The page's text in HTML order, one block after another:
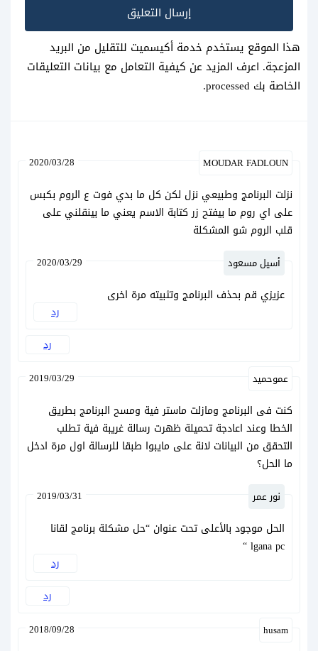
هذا الموقع يستخدم خدمة أكيسميت للتقليل من البريد
المزعجة. اعرف المزيد عن كيفية التعامل مع بيانات التعليقات
الخاصة بك processed
.
MOUDAR FADLOUN
2020/03/28
نزلت البرنامج وطبيعي نزل لكن كل ما بدي فوت ع الروم بكبس
على اي روم ما بيفتح زر كتابة الاسم يعني ما بينقلني على
قلب الروم شو المشكلة
رد
أسيل مسعود 2020/03/29
عزيزي قم بحذف البرنامج وتثبيته مرة اخرى
رد
عموحميد 2019/03/29
كنت فى البرنامج ومازلت ماستر فية ومسح البرنامج بطريق
الخطا وعند اعادجة تحميلة ظهرت رسالة غريبة فية تطلب
التحقق من البيانات لانة على مايبوا طبقا للرسالة اول مرة ادخل
ما الحل؟
رد
نور عمر 2019/03/31
الحل موجود بالأعلى تحت عنوان “حل مشكلة برنامج لقانا
lgana pc “
رد
husam
2018/09/28